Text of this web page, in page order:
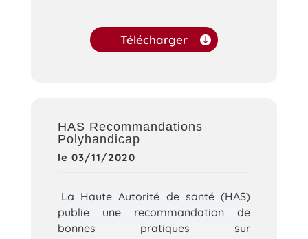
Télécharger
HAS Recommandations
Polyhandicap
le 03/11/2020
La Haute Autorité de santé (HAS)
publie une recommandation de
bonnes pratiques sur